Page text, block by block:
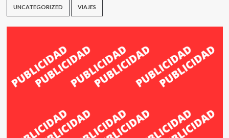
UNCATEGORIZED VIAJES